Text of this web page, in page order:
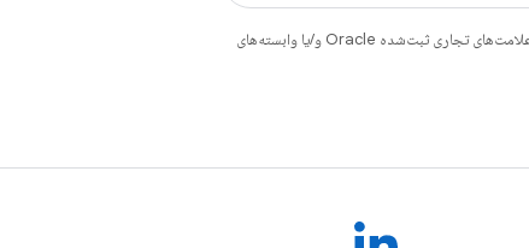
هستند. جاوا و OpenJDK علامت‌های تجاری یا علامت‌های تجاری ثبت‌شده Oracle و/یا وابسته‌های